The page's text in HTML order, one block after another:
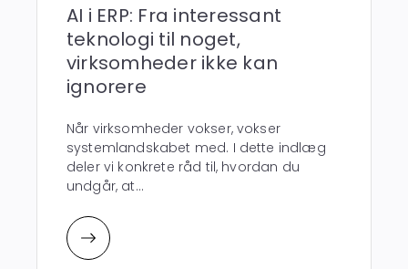
AI i ERP: Fra interessant
teknologi til noget,
virksomheder ikke kan
ignorere
Når virksomheder vokser, vokser
systemlandskabet med. I dette indlæg
deler vi konkrete råd til, hvordan du
undgår, at...